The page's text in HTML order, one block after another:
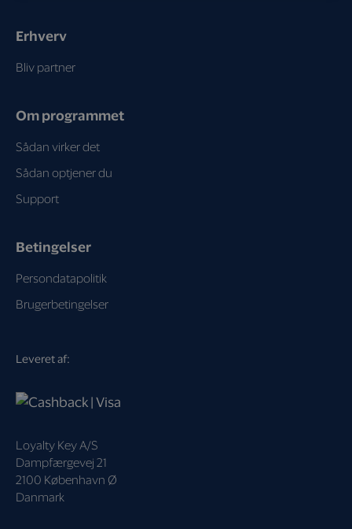
Leveret af:
Loyalty Key A/S
Dampfærgevej 21
2100 København Ø
Danmark
Erhverv
Bliv partner
Om programmet
Sådan virker det
Sådan optjener du
Support
Betingelser
Persondatapolitik
Brugerbetingelser